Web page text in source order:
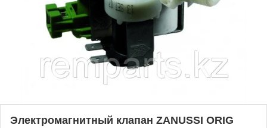
Электромагнитный клапан ZANUSSI ORIG